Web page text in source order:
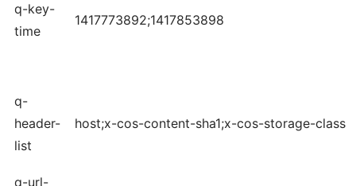
q-key-
time
1417773892;1417853898
q-
header-
list
host;x-cos-content-sha1;x-cos-storage-class
q-url-